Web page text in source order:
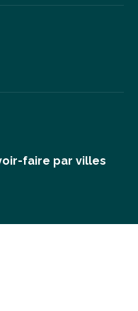
faire par villes